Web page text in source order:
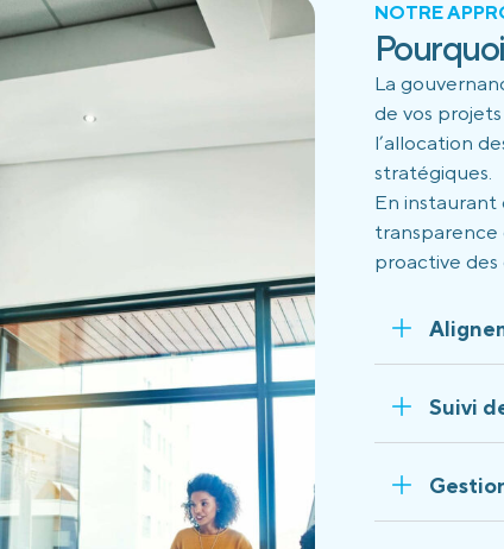
NOTRE
La
de vos
l’allocation
stratégiques.
En instaurant
proactive des
Suivi